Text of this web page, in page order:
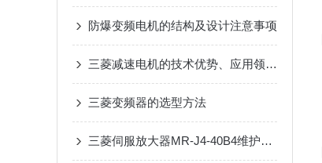
防爆变频电机的结构及设计注意事项
三菱减速电机的技术优势、应用领域与使用时需要注意的事项
三菱变频器的选型方法
三菱伺服放大器MR-J4-40B4维护手册：定期检查、清洁与寿命延长技巧